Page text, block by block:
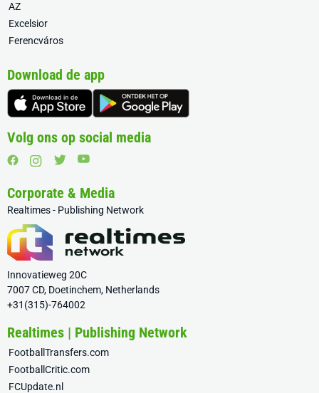
AZ
Excelsior
Ferencváros
Download de app
Volg ons op social media
Corporate & Media
Realtimes - Publishing Network
Innovatieweg 20C
7007 CD, Doetinchem, Netherlands
+31(315)-764002
Realtimes | Publishing Network
FootballTransfers.com
FootballCritic.com
FCUpdate.nl